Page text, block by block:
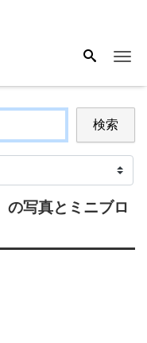
検索
の写真とミニブロ